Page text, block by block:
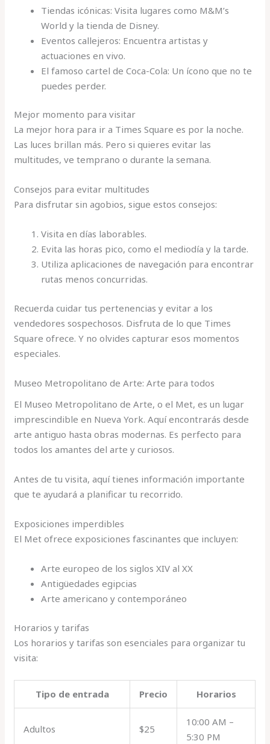
Tiendas icónicas: Visita lugares como M&M’s
World y la tienda de Disney.
Eventos callejeros: Encuentra artistas y
actuaciones en vivo.
El famoso cartel de Coca-Cola: Un ícono que no te
puedes perder.
Mejor momento para visitar
La mejor hora para ir a Times Square es por la noche.
Las luces brillan más. Pero si quieres evitar las
multitudes, ve temprano o durante la semana.
Consejos para evitar multitudes
Para disfrutar sin agobios, sigue estos consejos:
Visita en días laborables.
Evita las horas pico, como el mediodía y la tarde.
Utiliza aplicaciones de navegación para encontrar
rutas menos concurridas.
Recuerda cuidar tus pertenencias y evitar a los
vendedores sospechosos. Disfruta de lo que Times
Square ofrece. Y no olvides capturar esos momentos
especiales.
Museo Metropolitano de Arte: Arte para todos
El Museo Metropolitano de Arte, o el Met, es un lugar
imprescindible en Nueva York. Aquí encontrarás desde
arte antiguo hasta obras modernas. Es perfecto para
todos los amantes del arte y curiosos.
Antes de tu visita, aquí tienes información importante
que te ayudará a planificar tu recorrido.
Exposiciones imperdibles
El Met ofrece exposiciones fascinantes que incluyen:
Arte europeo de los siglos XIV al XX
Antigüedades egipcias
Arte americano y contemporáneo
Horarios y tarifas
Los horarios y tarifas son esenciales para organizar tu
visita:
Tipo de entrada Precio Horarios
Adultos $25
10:00 AM –
5:30 PM